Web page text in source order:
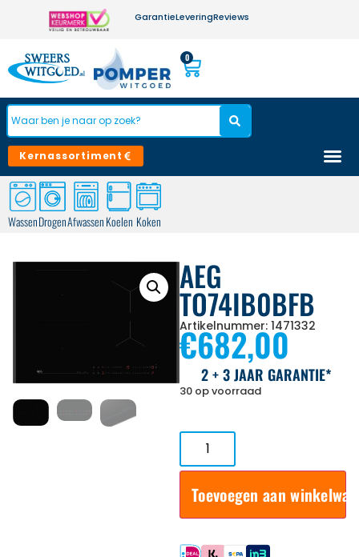
GarantieLeveringReviews
0
Kernassortiment
WassenDrogenAfwassenKoelen Koken
AEG
TO74IB0BFB
Artikelnummer: 1471332
€682,00
2 + 3 JAAR GARANTIE*
30 op voorraad
Toevoegen aan
Betaal met